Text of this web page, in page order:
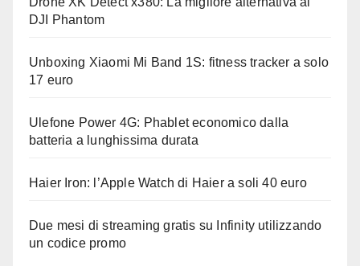
DJI Phantom
Unboxing Xiaomi Mi Band 1S: fitness tracker a solo
17 euro
Ulefone Power 4G: Phablet economico dalla
batteria a lunghissima durata
Haier Iron: l’Apple Watch di Haier a soli 40 euro
Due mesi di streaming gratis su Infinity utilizzando
un codice promo